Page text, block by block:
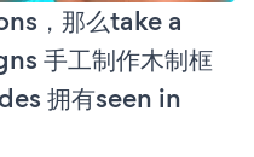
，那么take a
手工制作木制框
拥有seen in